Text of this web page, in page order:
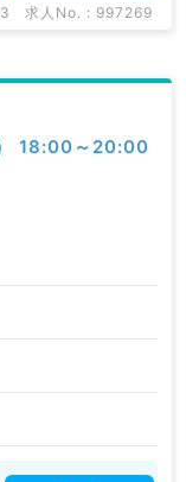
求人No. : 997269
18:00～20:00